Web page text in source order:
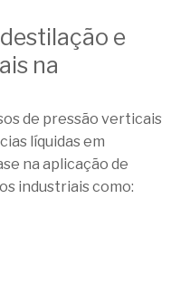
e
na
de pressão verticais
líquidas em
na aplicação de
industriais como: